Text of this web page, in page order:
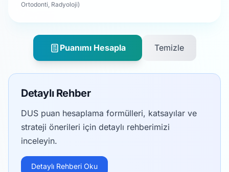
Ortodonti, Radyoloji)
Puanımı Hesapla Temizle
Detaylı Rehber
DUS puan hesaplama formülleri, katsayılar ve
strateji önerileri için detaylı rehberimizi
inceleyin.
Detaylı Rehberi Oku